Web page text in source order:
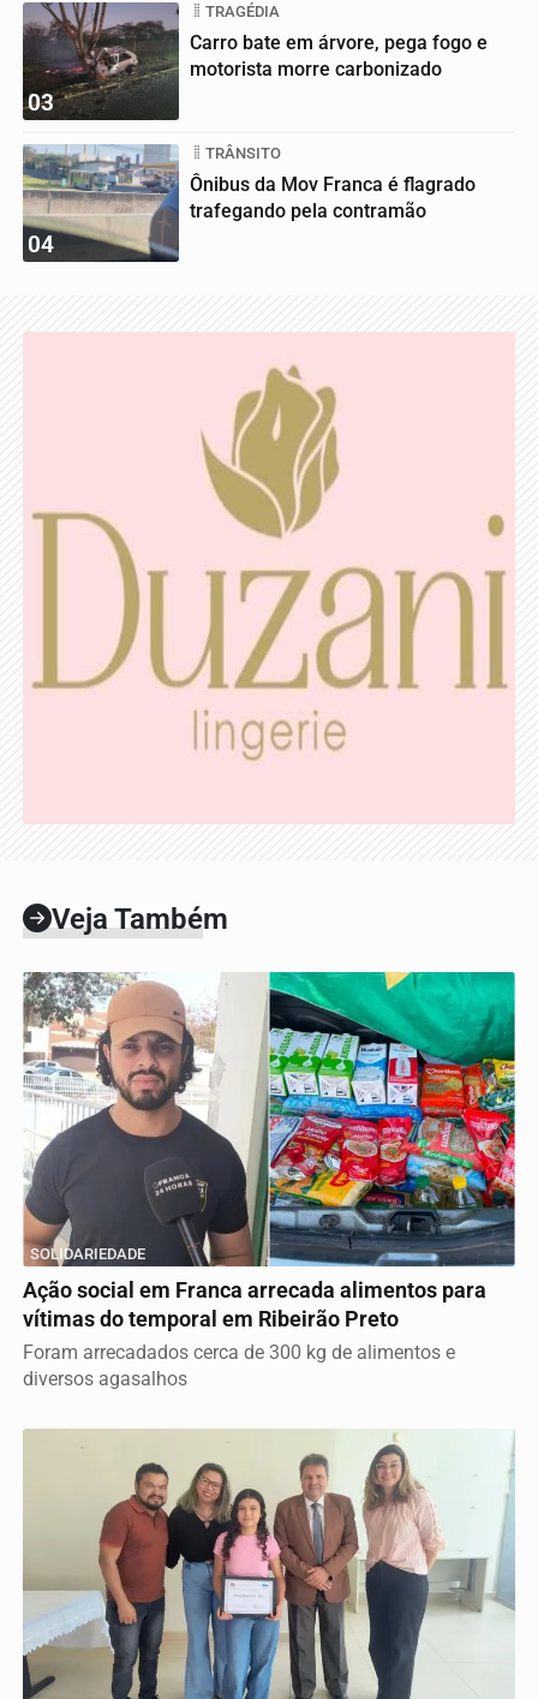
03
TRAGÉDIA
Carro bate em árvore, pega fogo e
motorista morre carbonizado
04
TRÂNSITO
Ônibus da Mov Franca é flagrado
trafegando pela contramão
Veja Também
SOLIDARIEDADE
Ação social em Franca arrecada alimentos para
vítimas do temporal em Ribeirão Preto
Foram arrecadados cerca de 300 kg de alimentos e
diversos agasalhos